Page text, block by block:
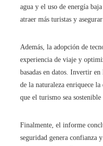
agua y el uso de energía
atraer más turistas y
Además, la adopción de
experiencia de viaje y
basadas en datos. Invertir
de la naturaleza enriquece
que el turismo sea
Finalmente, el informe
seguridad genera confianza